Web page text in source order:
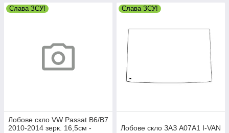
Слава ЗСУ!
Лобове скло VW Passat B6/B7
2010-2014 зерк. 16,5см -
Слава ЗСУ!
Лобове скло ЗАЗ А07А1 I-VAN